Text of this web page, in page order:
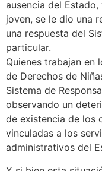
ausencia del
joven, se le dio una
una respuesta del
particular.
Quienes trabajan en
de Derechos de
Sistema de
observando un
de existencia de los
vinculadas a los
administrativos del